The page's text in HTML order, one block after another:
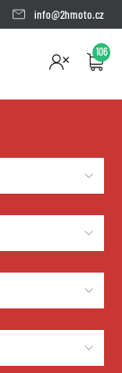
info@2hmoto.cz
106